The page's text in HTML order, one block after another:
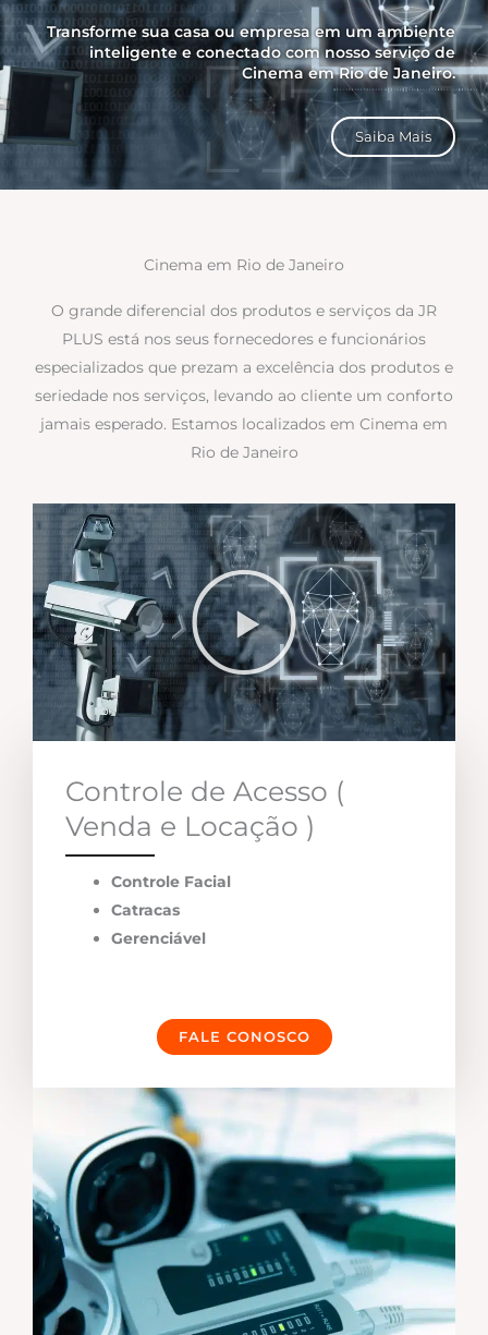
Transforme sua casa ou empresa em um ambiente
inteligente e conectado com nosso serviço de
Cinema em Rio de Janeiro.
Saiba Mais
Cinema em Rio de Janeiro
O grande diferencial dos produtos e serviços da JR
PLUS está nos seus fornecedores e funcionários
especializados que prezam a excelência dos produtos e
seriedade nos serviços, levando ao cliente um conforto
jamais esperado. Estamos localizados em Cinema em
Rio de Janeiro
Controle de Acesso (
Venda e Locação )
Controle Facial
Catracas
Gerenciável
FALE CONOSCO